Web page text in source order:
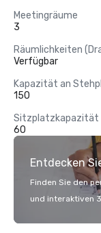
Meetingräume
3
Räumlichkeiten
Verfügbar
Kapazität an
150
Sitzplatzkapazität
60
Entdecken
Finden Sie den
und interaktiven